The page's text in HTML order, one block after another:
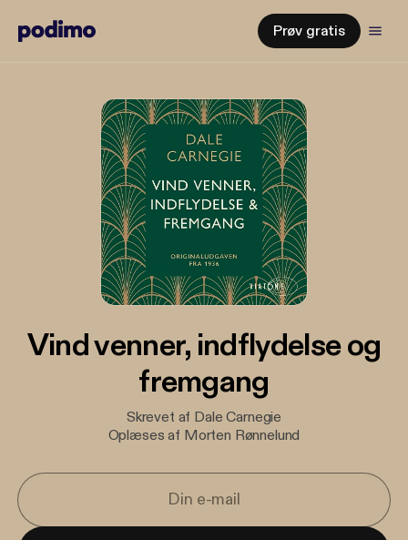
Prøv gratis
Vind venner, indflydelse og
fremgang
Skrevet af Dale Carnegie
Oplæses af Morten Rønnelund